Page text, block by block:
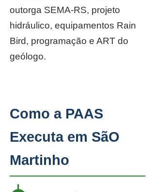
outorga SEMA-RS, projeto
hidráulico, equipamentos Rain
Bird, programação e ART do
geólogo.
Como a PAAS
Executa em SãO
Martinho